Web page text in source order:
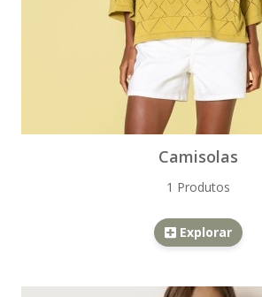
Camisolas
1 Produtos
Explorar